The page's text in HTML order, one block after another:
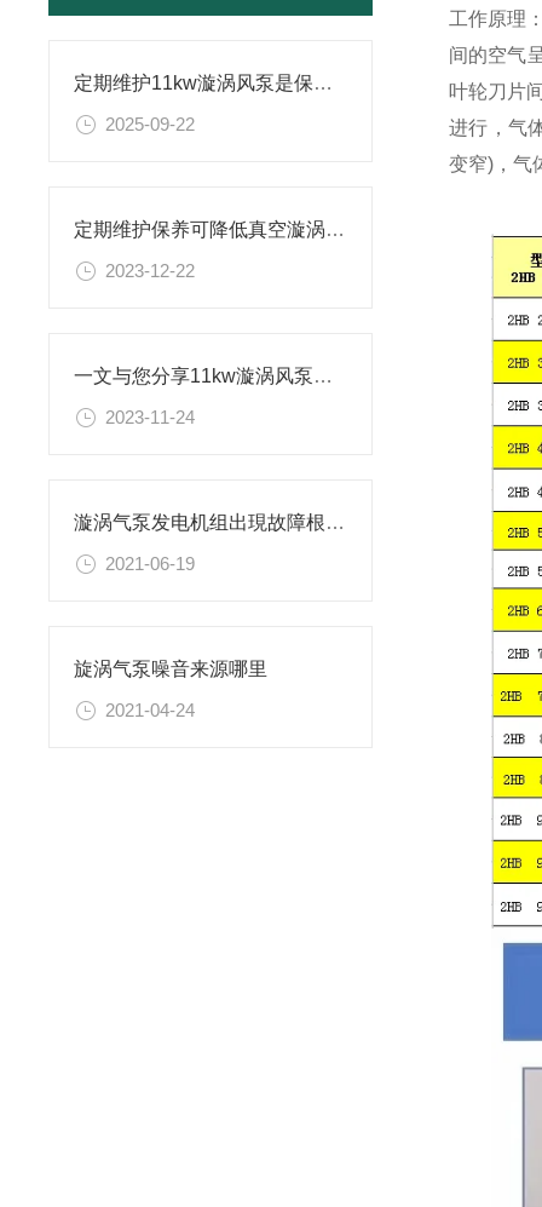
定期维护11kw漩涡风泵是保证正常运转的关键
2025-09-22
定期维护保养可降低真空漩涡风泵的故障率
2023-12-22
一文与您分享11kw漩涡风泵的常见故障相应解决方法
2023-11-24
漩涡气泵发电机组出現故障根本原因
2021-06-19
旋涡气泵噪音来源哪里
2021-04-24
工作原理
间的空气
叶轮刀片
进行，气
变窄)，气